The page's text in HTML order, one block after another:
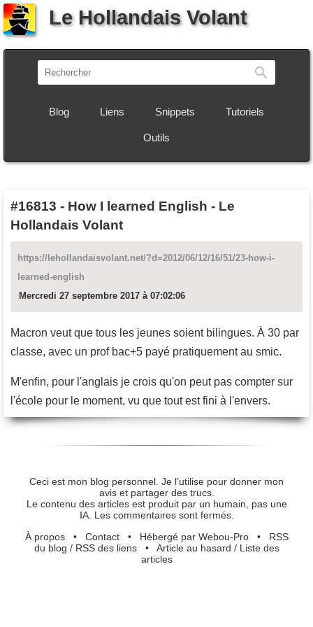
Le Hollandais Volant
Blog Liens Snippets Tutoriels
Outils
#16813 - How I learned English - Le
Hollandais Volant
https://lehollandaisvolant.net/?d=2012/06/12/16/51/23-how-i-
learned-english
Mercredi 27 septembre 2017 à 07:02:06
Macron veut que tous les jeunes soient bilingues. À 30 par
classe, avec un prof bac+5 payé pratiquement au smic.
M'enfin, pour l'anglais je crois qu'on peut pas compter sur
l'école pour le moment, vu que tout est fini à l'envers.
Ceci est mon blog personnel. Je l’utilise pour donner mon
avis et partager des trucs.
Le contenu des articles est produit par un humain, pas une
IA. Les commentaires sont fermés.
À propos• Contact• Hébergé par Webou-Pro• RSS
du blog / RSS des liens• Article au hasard / Liste des
articles